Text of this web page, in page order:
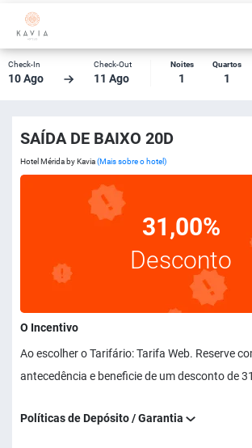
Check-In
10 Ago
Check-Out
11 Ago
Noites
1
Quartos
1
SAÍDA DE BAIXO 20D
Hotel Mérida by Kavia(Mais sobre o hotel)
31,00%
Desconto
O Incentivo
Ao escolher o Tarifário: Tarifa Web. Reserve
antecedência e beneficie de um desconto de
Políticas de Depósito / Garantia